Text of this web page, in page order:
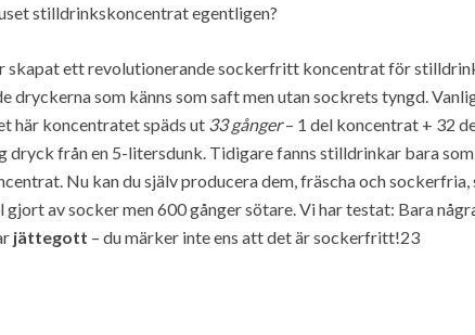
stilldrinkskoncentrat egentligen?
skapat ett revolutionerande sockerfritt koncentrat för
dryckerna som känns som saft men utan sockrets tyngd.
här koncentratet späds ut 33 gånger– 1 del koncentrat + 32
dryck från en 5-litersdunk. Tidigare fanns stilldrinkar bara
Nu kan du själv producera dem, fräscha och
gjort av socker men 600 gånger sötare. Vi har testat: Bara
jättegott – du märker inte ens att det är sockerfritt!23